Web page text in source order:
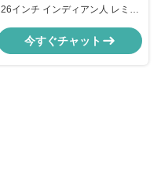
26インチ インディアン人 レミー
ストレートタングルフリー
今すぐチャット